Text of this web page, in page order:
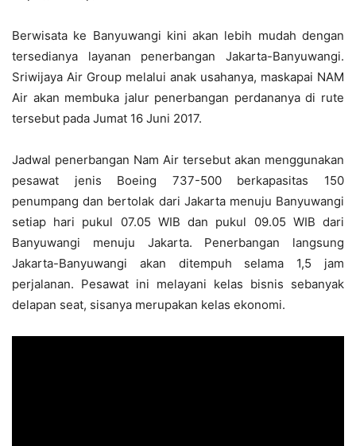
Berwisata ke Banyuwangi kini akan lebih mudah dengan
tersedianya layanan penerbangan Jakarta-Banyuwangi.
Sriwijaya Air Group melalui anak usahanya, maskapai NAM
Air akan membuka jalur penerbangan perdananya di rute
tersebut pada Jumat 16 Juni 2017.
Jadwal penerbangan Nam Air tersebut akan menggunakan
pesawat jenis Boeing 737-500 berkapasitas 150
penumpang dan bertolak dari Jakarta menuju Banyuwangi
setiap hari pukul 07.05 WIB dan pukul 09.05 WIB dari
Banyuwangi menuju Jakarta. Penerbangan langsung
Jakarta-Banyuwangi akan ditempuh selama 1,5 jam
perjalanan. Pesawat ini melayani kelas bisnis sebanyak
delapan seat, sisanya merupakan kelas ekonomi.